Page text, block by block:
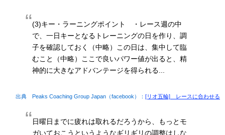
(3)キー・ラーニングポイント ・レース週の中
で、一日キーとなるトレーニングの日を作り、調
子を確認しておく（中略）この日は、集中して臨
むこと（中略）ここで良いパワー値が出ると、精
神的に大きなアドバンテージを得られる...
出典 Peaks Coaching Group Japan（facebook）： [リオ五輪] レースに合わせる
日曜日までに疲れは取れるだろうから、もっとモ
ガいておこうというようなギリギリの調整はしな